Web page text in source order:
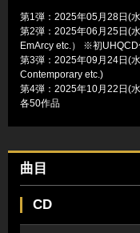
第1弾：2025年05月28日
第2弾：2025年06月25日(
EmArcy etc.） ※初
第3弾：2025年09月24日(
Contemporary etc.)
第4弾：2025年10月22日(
各50作品
曲目
CD